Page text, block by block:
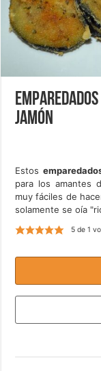
jamón
Estos
para los amantes
muy fáciles de
solamente se oía
5de 1